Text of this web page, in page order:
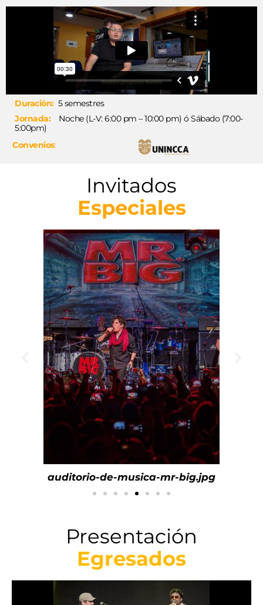
Duración: 5 semestres
Jornada: Noche (L-V: 6:00 pm – 10:00 pm) ó Sábado (7:00-
5:00pm)
Convenios:
Invitados
Especiales
auditorio-de-musica-mr-big.jpg
Presentación
Egresados